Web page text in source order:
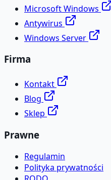
Microsoft Windows
Antywirus
Windows Server
Firma
Kontakt
Blog
Sklep
Prawne
Regulamin
Polityka prywatności